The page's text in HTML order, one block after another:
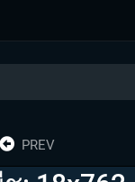
PREV